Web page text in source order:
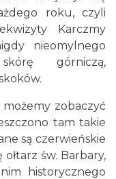
roku, czyli
Karczmy
nieomylnego
górniczą,
zobaczyć
tam takie
są czerwieńskie
św. Barbary,
historycznego